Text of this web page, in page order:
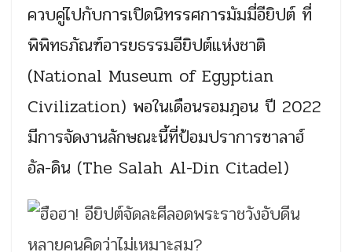
ควบคู่ไปกับการเปิดนิทรรศการมัมมี่อียิปต์ ที่
พิพิทธภัณฑ์อารยธรรมอียิปต์แห่งชาติ
(National Museum of Egyptian
Civilization) พอในเดือนรอมฎอน ปี 2022
มีการจัดงานลักษณะนี้ที่ป้อมปราการซาลาฮ์
อัล-ดิน (The Salah Al-Din Citadel)